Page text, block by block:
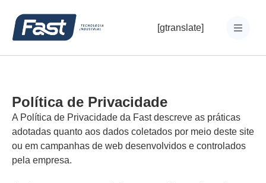
[gtranslate]
Política de Privacidade
A Política de Privacidade da Fast descreve as práticas
adotadas quanto aos dados coletados por meio deste site
ou em campanhas de web desenvolvidos e controlados
pela empresa.